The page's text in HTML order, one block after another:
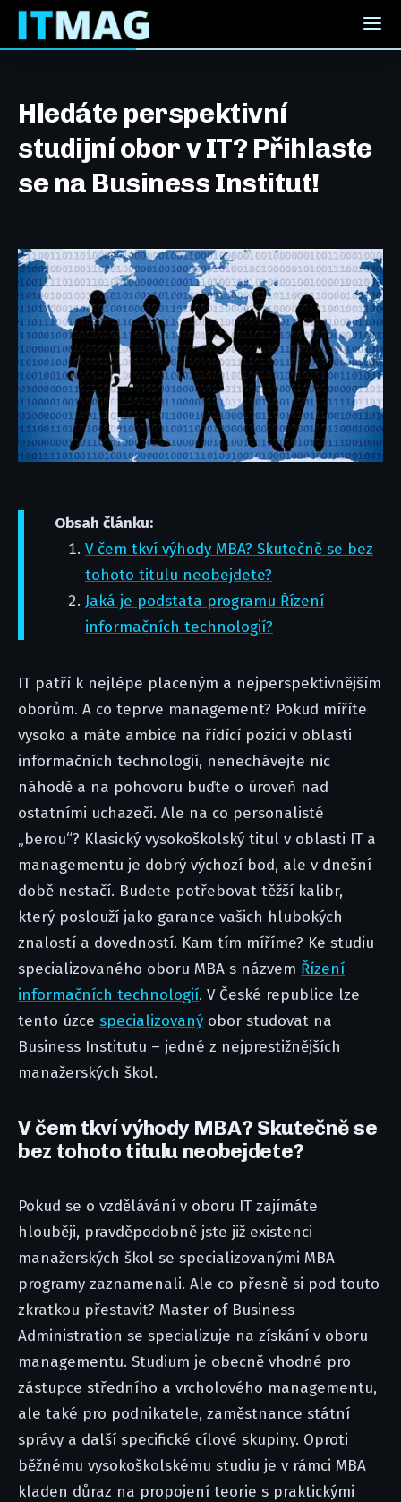
Hledáte perspektivní
studijní obor v IT? Přihlaste
se na Business Institut!
Obsah článku:
V čem tkví výhody MBA? Skutečně se bez
tohoto titulu neobejdete?
Jaká je podstata programu Řízení
informačních technologií?
IT patří k nejlépe placeným a nejperspektivnějším
oborům. A co teprve management? Pokud míříte
vysoko a máte ambice na řídící pozici v oblasti
informačních technologií, nenechávejte nic
náhodě a na pohovoru buďte o úroveň nad
ostatními uchazeči. Ale na co personalisté
„berou“? Klasický vysokoškolský titul v oblasti IT a
managementu je dobrý výchozí bod, ale v dnešní
době nestačí. Budete potřebovat těžší kalibr,
který poslouží jako garance vašich hlubokých
znalostí a dovedností. Kam tím míříme? Ke studiu
specializovaného oboru MBA s názvem Řízení
informačních technologií. V České republice lze
tento úzce specializovaný obor studovat na
Business Institutu – jedné z nejprestižnějších
manažerských škol.
V čem tkví výhody MBA? Skutečně se
bez tohoto titulu neobejdete?
Pokud se o vzdělávání v oboru IT zajímáte
hlouběji, pravděpodobně jste již existenci
manažerských škol se specializovanými MBA
programy zaznamenali. Ale co přesně si pod touto
zkratkou přestavit? Master of Business
Administration se specializuje na získání v oboru
managementu. Studium je obecně vhodné pro
zástupce středního a vrcholového managementu,
ale také pro podnikatele, zaměstnance státní
správy a další specifické cílové skupiny. Oproti
běžnému vysokoškolskému studiu je v rámci MBA
kladen důraz na propojení teorie s praktickými